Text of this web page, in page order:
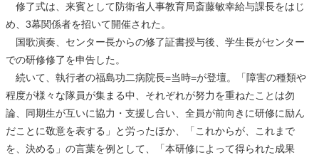
修了式は、来賓として防衛省人事教育局斎藤敏幸給与課長をはじ
め、3幕関係者を招いて開催された。
国歌演奏、センター長からの修了証書授与後、学生長がセンター
での研修修了を申告した。
続いて、執行者の福島功二病院長=当時=が登壇。「障害の種類や
程度が様々な隊員が集まる中、それぞれが努力を重ねたことは勿
論、同期生が互いに協力・支援し合い、全員が前向きに研修に励ん
だことに敬意を表する」と労ったほか、「これからが、これまで
を、決める」の言葉を例として、「本研修によって得られた成果